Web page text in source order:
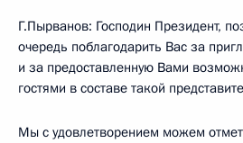
Г.Пырванов: Господин Президент,
очередь поблагодарить Вас за
и за предоставленную Вами
гостями в составе такой
Мы с удовлетворением можем